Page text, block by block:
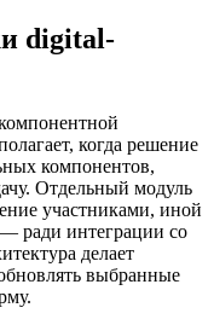
digital-
когда решение
компонентов,
Отдельный модуль
участниками, иной
ради интеграции со
делает
выбранные